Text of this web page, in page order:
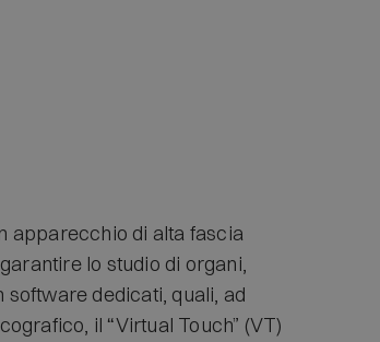
apparecchio di alta fascia
lo studio di organi,
dedicati, quali, ad
il “Virtual Touch” (VT)